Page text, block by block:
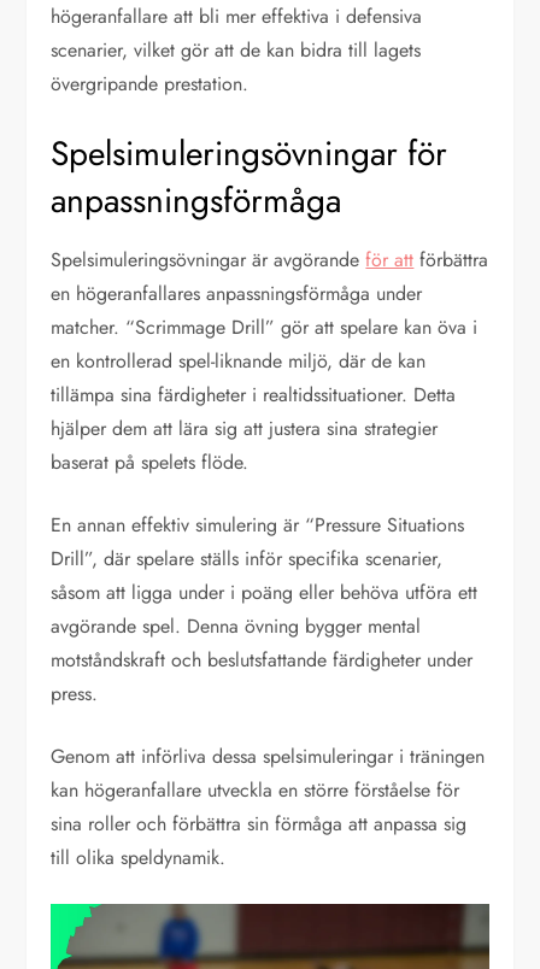
högeranfallare att bli mer effektiva i defensiva
scenarier, vilket gör att de kan bidra till lagets
övergripande prestation.
Spelsimuleringsövningar för
anpassningsförmåga
Spelsimuleringsövningar är avgörandeför att förbättra
en högeranfallares anpassningsförmåga under
matcher. “Scrimmage Drill” gör att spelare kan öva i
en kontrollerad spel-liknande miljö, där de kan
tillämpa sina färdigheter i realtidssituationer. Detta
hjälper dem att lära sig att justera sina strategier
baserat på spelets flöde.
En annan effektiv simulering är “Pressure Situations
Drill”, där spelare ställs inför specifika scenarier,
såsom att ligga under i poäng eller behöva utföra ett
avgörande spel. Denna övning bygger mental
motståndskraft och beslutsfattande färdigheter under
press.
Genom att införliva dessa spelsimuleringar i träningen
kan högeranfallare utveckla en större förståelse för
sina roller och förbättra sin förmåga att anpassa sig
till olika speldynamik.